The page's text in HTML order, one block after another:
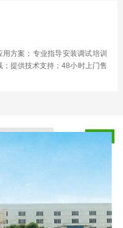
方案；专业指导安装调试培训
提供技术支持；48小时上门售